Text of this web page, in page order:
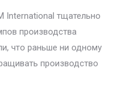
International тщательно
производства
что раньше ни одному
производство